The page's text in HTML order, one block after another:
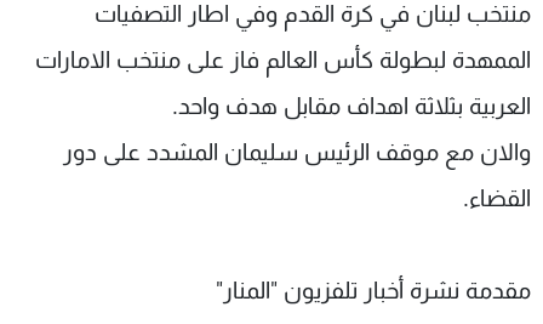
منتخب لبنان في كرة القدم وفي اطار التصفيات
الممهدة لبطولة كأس العالم فاز على منتخب الامارات
العربية بثلاثة اهداف مقابل هدف واحد.
والان مع موقف الرئيس سليمان المشدد على دور
القضاء.
مقدمة نشرة أخبار تلفزيون "المنار"